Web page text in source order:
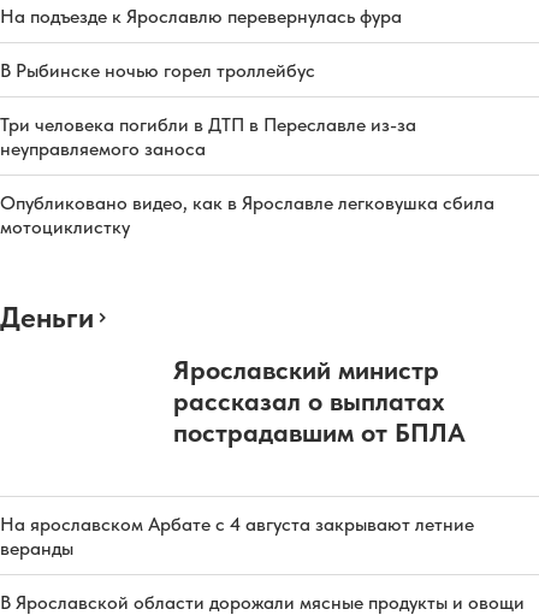
На подъезде к Ярославлю перевернулась фура
В Рыбинске ночью горел троллейбус
Три человека погибли в ДТП в Переславле из-за
неуправляемого заноса
Опубликовано видео, как в Ярославле легковушка сбила
мотоциклистку
Деньги
Ярославский министр
рассказал о выплатах
пострадавшим от БПЛА
На ярославском Арбате с 4 августа закрывают летние
веранды
В Ярославской области дорожали мясные продукты и овощи